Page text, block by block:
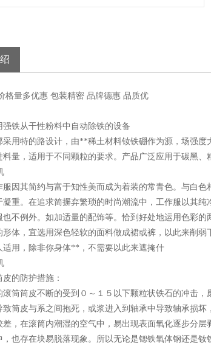
格量多优惠 包装精密 品牌德惠 品质优
强铁从干性粉料中自动除铁的设备
采用特的路设计，由**稀土材料钕铁硼作为源，场强
料量，适用于不同颗粒的要求。产品广泛应用于碳黑
服因其简约与富于知性美而成为着装的常青色。与白
凝重。在追求简摒弃繁琐的时尚潮流中，工作服以其
也不例外。如加适量的配饰等。恰到好处地运用色彩
形体，宜选用深色轻软的面料做成裙或裤，以此来削
适用，除非你身体**，不需要以此来遮掩什
的防护措施：
滚筒筒皮不断的受到０～１５以下颗粒状铁石的冲击
致筒皮与系之间抱死，或浆进入到轴承中导致轴承损
差，在滚筒内潮湿的空气中，易出现表面氧化逐步分
，也存在块易脱落现象。所以无论是锶铁氧体钢还是